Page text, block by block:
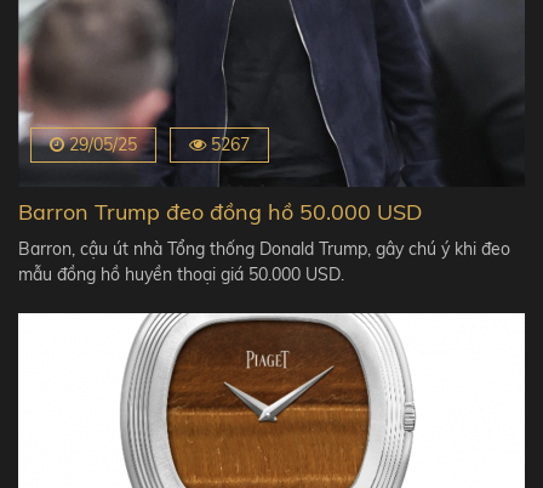
29/05/25 5267
Barron Trump đeo đồng hồ 50.000 USD
Barron, cậu út nhà Tổng thống Donald Trump, gây chú ý khi đeo
mẫu đồng hồ huyền thoại giá 50.000 USD.